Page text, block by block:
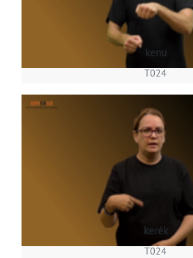
kenu
T024
kerék
T024